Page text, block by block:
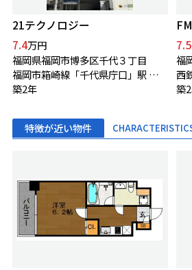
21テクノロジー
7.4万円
福岡県福岡市博多区千代３丁目
福岡市箱崎線「千代県庁口」駅 徒歩3分
築2年
7.5
福
築
特徴が近い物件